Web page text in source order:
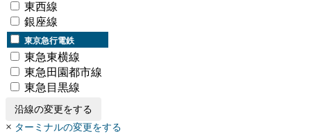
東西線
銀座線
東京急行電鉄
東急東横線
東急田園都市線
東急目黒線
沿線の変更をする
× ターミナルの変更をする